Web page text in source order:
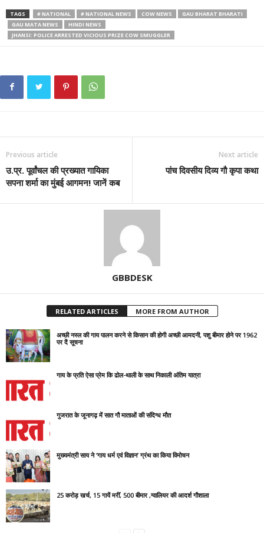
TAGS # NATIONAL # NATIONAL NEWS COW NEWS
GAU BHARAT BHARATI
GAU MATA NEWS
HINDI NEWS
JHANSI: POLICE ARRESTED VICIOUS PRIZE COW SMUGGLER
Previous article
उ.प्र. पूर्वांचल की प्रख्यात गायिका
सपना शर्मा का मुंबई आगमन! जानें कब
Next article
पांच दिवसीय दिव्य गौ कृपा कथा
GBBDESK
RELATED ARTICLES MORE FROM AUTHOR
अच्छी नस्ल की गाय पालन करने से किसान की होगी अच्छी आमदनी, पशु बीमार होने पर 1962
पर दें सूचना
गाय के प्रति ऐसा प्रेम कि ढोल-थाली के साथ निकाली अंतिम यात्रा
गुजरात के जूनागढ़ में सात गौ माताओं की संदिग्ध मौत
मुख्यमंत्री साय ने ‘गाय धर्म एवं विज्ञान’ ग्रंथ का किया विमोचन
25 करोड़ खर्च, 15 गायें मरीं, 500 बीमार ,ग्वालियर की आदर्श गौशाला